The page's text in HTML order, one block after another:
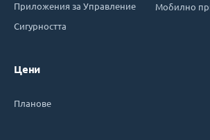
Приложения за Управление
Сигурността
Цени
Планове
Мобилно